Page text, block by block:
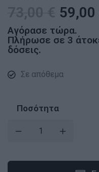
59,00
Αγόρασε τώρα.
Πλήρωσε σε 3
δόσεις.
Σε απόθεμα
Ποσότητα